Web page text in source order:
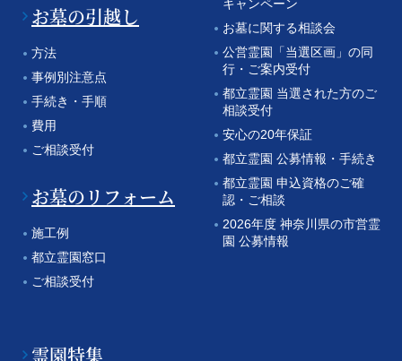
お墓の引越し
方法
事例別注意点
手続き・手順
費用
ご相談受付
お墓のリフォーム
施工例
都立霊園窓口
ご相談受付
キャンペーン
お墓に関する相談会
公営霊園「当選区画」の同
行・ご案内受付
都立霊園 当選された方のご
相談受付
安心の20年保証
都立霊園 公募情報・手続き
都立霊園 申込資格のご確
認・ご相談
2026年度 神奈川県の市営霊
園 公募情報
霊園特集